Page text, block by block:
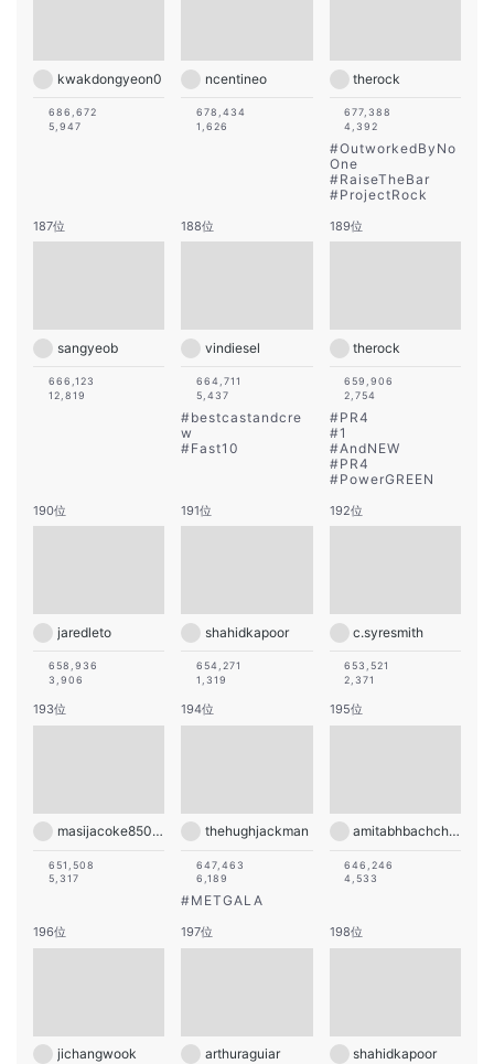
kwakdongyeon0
686,672
5,947
ncentineo
678,434
1,626
therock
677,388
4,392
#OutworkedByNo
One
#RaiseTheBar
#ProjectRock
187位
sangyeob
666,123
12,819
188位
vindiesel
664,711
5,437
#bestcastandcre
w
#Fast10
189位
therock
659,906
2,754
#PR4
#1
#AndNEW
#PR4
#PowerGREEN
190位
jaredleto
658,936
3,906
191位
shahidkapoor
654,271
1,319
192位
c.syresmith
653,521
2,371
193位
masijacoke850714
651,508
5,317
194位
thehughjackman
647,463
6,189
#METGALA
195位
amitabhbachchan
646,246
4,533
196位
jichangwook
197位
arthuraguiar
198位
shahidkapoor